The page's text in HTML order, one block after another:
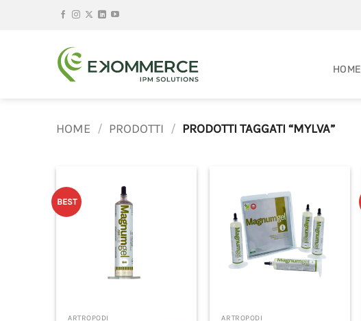
HOME
HOME / PRODOTTI / PRODOTTI TAGGATI “MYLVA”
BEST
ARTROPODI ARTROPODI